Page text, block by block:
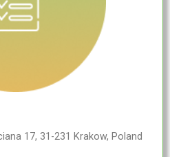
17, 31-231 Krakow, Poland